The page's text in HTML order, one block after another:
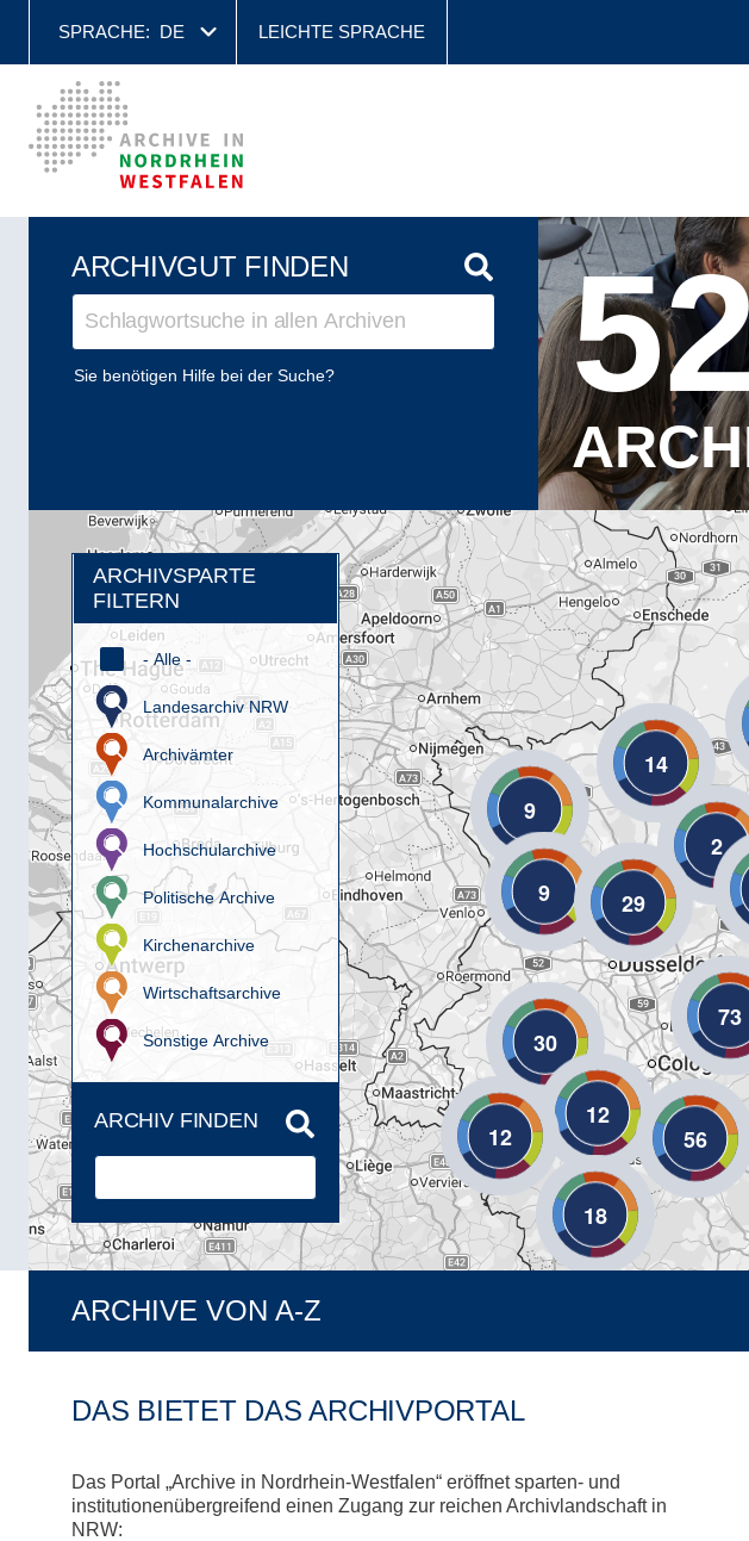
SPRACHE: DE LEICHTE SPRACHE
ARCHIVGUT FINDEN
Sie benötigen Hilfe bei der Suche?
ARCHIVSPARTE
FILTERN
- Alle -
Landesarchiv NRW
Archivämter
Kommunalarchive
Hochschularchive
Politische Archive
Kirchenarchive
Wirtschaftsarchive
Sonstige Archive
ARCHIV FINDEN
9
18
2
14
9
12
12
29
30
56
73
ARCHIVE VON A-Z
DAS BIETET DAS ARCHIVPORTAL
Das Portal „Archive in Nordrhein-Westfalen“ eröffnet sparten- und
institutionenübergreifend einen Zugang zur reichen Archivlandschaft in
NRW: